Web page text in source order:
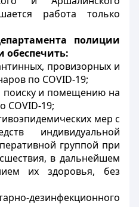
работа только
полиции
обеспечить:
провизорных и
по COVID-19;
поиску и помещению на
COVID-19;
мер с
индивидуальной
группой при
в дальнейшем
их здоровья, без
дезинфекционного